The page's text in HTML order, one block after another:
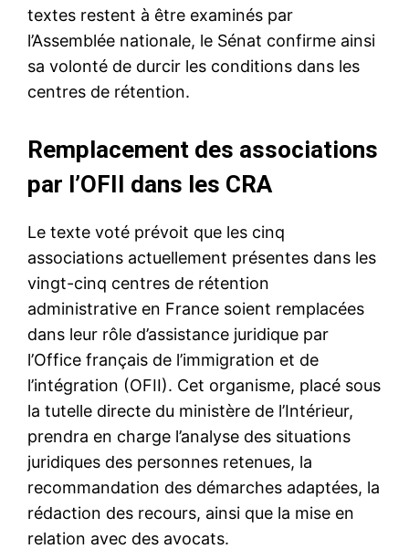
textes restent à être examinés par
l’Assemblée nationale, le Sénat confirme ainsi
sa volonté de durcir les conditions dans les
centres de rétention.
Remplacement des associations
par l’OFII dans les CRA
Le texte voté prévoit que les cinq
associations actuellement présentes dans les
vingt-cinq centres de rétention
administrative en France soient remplacées
dans leur rôle d’assistance juridique par
l’Office français de l’immigration et de
l’intégration (OFII). Cet organisme, placé sous
la tutelle directe du ministère de l’Intérieur,
prendra en charge l’analyse des situations
juridiques des personnes retenues, la
recommandation des démarches adaptées, la
rédaction des recours, ainsi que la mise en
relation avec des avocats.